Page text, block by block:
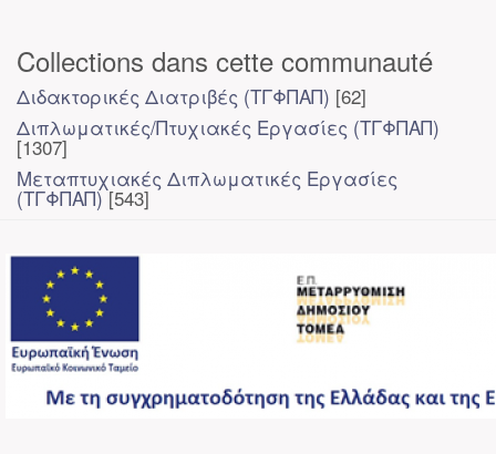
Collections dans cette communauté
Διδακτορικές Διατριβές (ΤΓΦΠΑΠ) [62]
Διπλωματικές/Πτυχιακές Εργασίες (ΤΓΦΠΑΠ)
[1307]
Μεταπτυχιακές Διπλωματικές Εργασίες
(ΤΓΦΠΑΠ)[543]